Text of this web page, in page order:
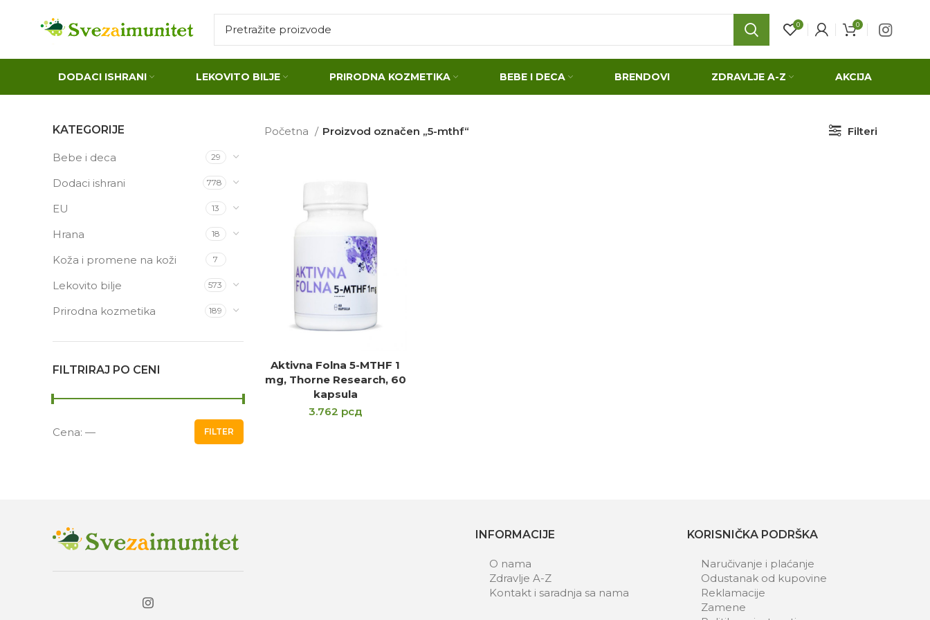
0 0
DODACI ISHRANI LEKOVITO BILJE PRIRODNA KOZMETIKA BEBE I DECA BRENDOVI ZDRAVLJE A-Z AKCIJA
KATEGORIJE
Bebe i deca 29
Dodaci ishrani 778
EU 13
Hrana 18
Koža i promene na koži 7
Lekovito bilje 573
Prirodna kozmetika 189
FILTRIRAJ PO CENI
FILTER
Cena: —
Početna Proizvod označen „5-mthf“ Filteri
DODAJ U KORPU
Aktivna Folna 5-MTHF 1
mg, Thorne Research, 60
kapsula
3.762 рсд
INFORMACIJE
O nama
Zdravlje A-Z
Kontakt i saradnja sa nama
KORISNIČKA PODRŠKA
Naručivanje i plaćanje
Odustanak od kupovine
Reklamacije
Zamene